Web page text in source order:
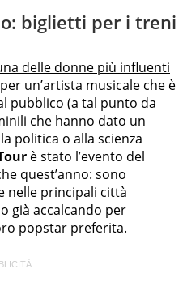
biglietti per i treni
delle donne più influenti
un’artista musicale che è
pubblico (a tal punto da
che hanno dato un
politica o alla scienza
è stato l’evento del
quest’anno: sono
nelle principali città
già accalcando per
popstar preferita.